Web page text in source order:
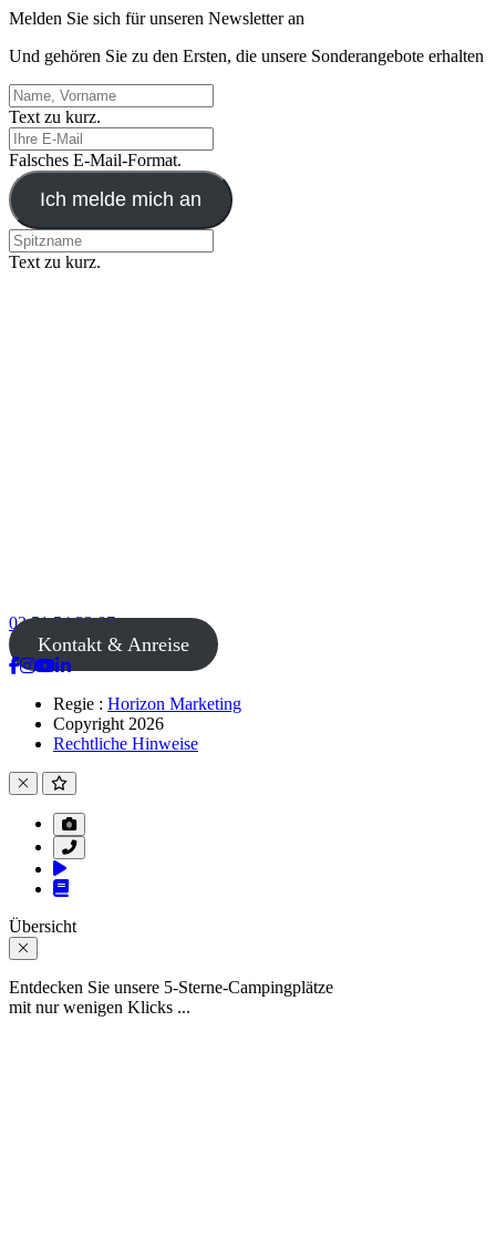
Melden Sie sich für unseren Newsletter an
Und gehören Sie zu den Ersten, die unsere Sonderangebote erhalten
Text zu kurz.
Falsches E-Mail-Format.
Ich melde mich an
Text zu kurz.
02 51 54 33 87
Kontakt & Anreise
Regie : Horizon Marketing
Copyright 2026
Rechtliche Hinweise
Übersicht
Entdecken Sie unsere 5-Sterne-Campingplätze
mit nur wenigen Klicks ...